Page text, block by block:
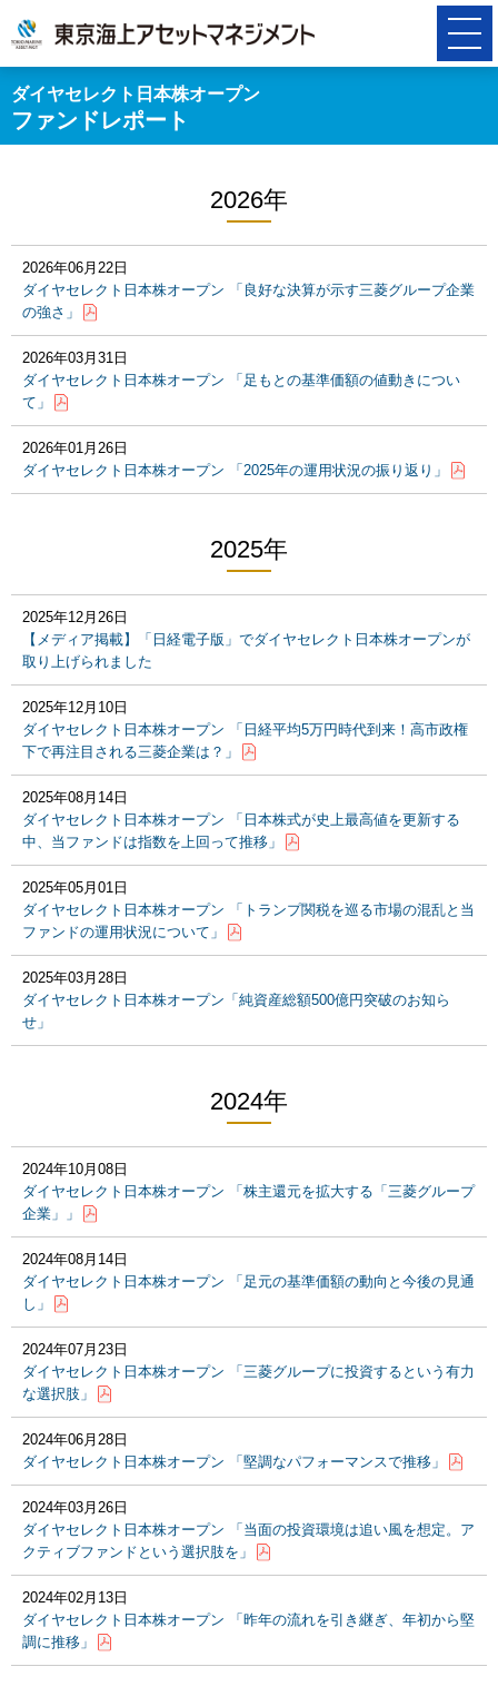
ダイヤセレクト日本株オープン
ファンドレポート
2026年
2026年06月22日
ダイヤセレクト日本株オープン 「良好な決算が示す三菱グループ企業
の強さ」
2026年03月31日
ダイヤセレクト日本株オープン 「足もとの基準価額の値動きについ
て」
2026年01月26日
ダイヤセレクト日本株オープン 「2025年の運用状況の振り返り」
2025年
2025年12月26日
【メディア掲載】「日経電子版」でダイヤセレクト日本株オープンが
取り上げられました
2025年12月10日
ダイヤセレクト日本株オープン 「日経平均5万円時代到来！高市政権
下で再注目される三菱企業は？」
2025年08月14日
ダイヤセレクト日本株オープン 「日本株式が史上最高値を更新する
中、当ファンドは指数を上回って推移」
2025年05月01日
ダイヤセレクト日本株オープン 「トランプ関税を巡る市場の混乱と当
ファンドの運用状況について」
2025年03月28日
ダイヤセレクト日本株オープン「純資産総額500億円突破のお知ら
せ」
2024年
2024年10月08日
ダイヤセレクト日本株オープン 「株主還元を拡大する「三菱グループ
企業」」
2024年08月14日
ダイヤセレクト日本株オープン 「足元の基準価額の動向と今後の見通
し」
2024年07月23日
ダイヤセレクト日本株オープン 「三菱グループに投資するという有力
な選択肢」
2024年06月28日
ダイヤセレクト日本株オープン 「堅調なパフォーマンスで推移」
2024年03月26日
ダイヤセレクト日本株オープン 「当面の投資環境は追い風を想定。ア
クティブファンドという選択肢を」
2024年02月13日
ダイヤセレクト日本株オープン 「昨年の流れを引き継ぎ、年初から堅
調に推移」